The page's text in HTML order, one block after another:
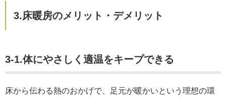
3.床暖房のメリット・デメリット
3-1.体にやさしく適温をキープできる
床から伝わる熱のおかげで、足元が暖かいという理想の環